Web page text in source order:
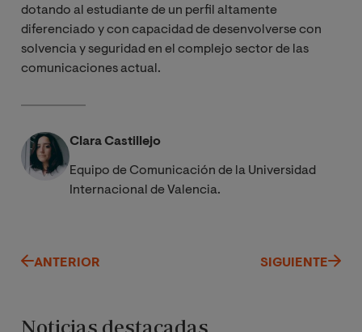
dotando al estudiante de un perfil altamente
diferenciado y con capacidad de desenvolverse con
solvencia y seguridad en el complejo sector de las
comunicaciones actual.
Clara Castillejo
Equipo de Comunicación de la Universidad
Internacional de Valencia.
ANTERIOR SIGUIENTE
Noticias destacadas